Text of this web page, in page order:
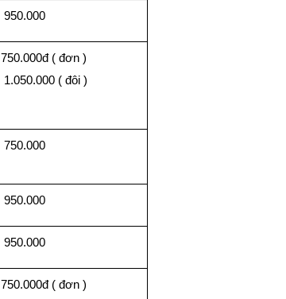
950.000
750.000đ ( đơn )
1.050.000 ( đôi )
750.000
950.000
950.000
750.000đ ( đơn )